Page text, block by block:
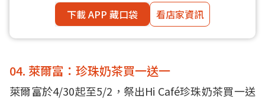
下載 APP 藏口袋 看店家資訊
04. 萊爾富：珍珠奶茶買一送一
萊爾富於4/30起至5/2，祭出Hi Café珍珠奶茶買一送